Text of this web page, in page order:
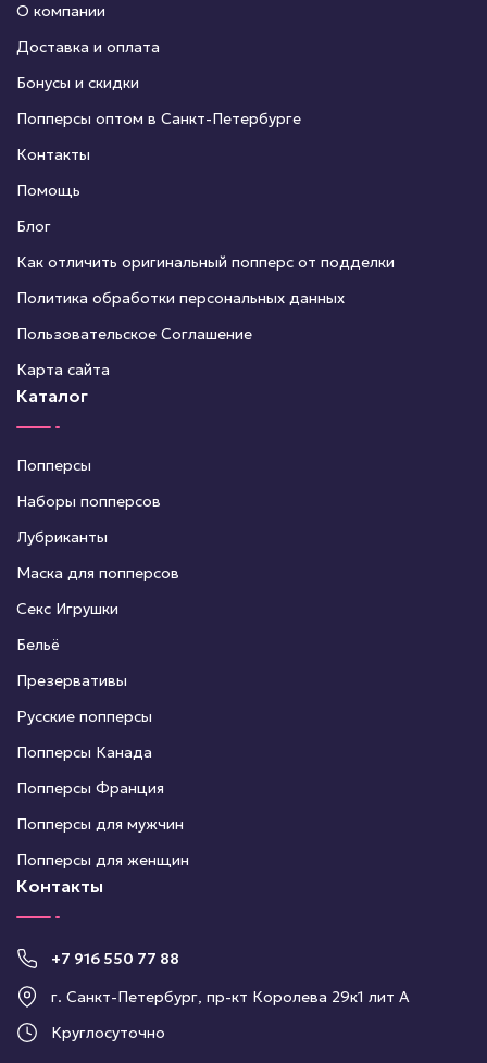
О компании
Доставка и оплата
Бонусы и скидки
Попперсы оптом в Санкт-Петербурге
Контакты
Помощь
Блог
Как отличить оригинальный попперс от подделки
Политика обработки персональных данных
Пользовательское Соглашение
Карта сайта
Каталог
Попперсы
Наборы попперсов
Лубриканты
Маска для попперсов
Секс Игрушки
Бельё
Презервативы
Русские попперсы
Попперсы Канада
Попперсы Франция
Попперсы для мужчин
Попперсы для женщин
Контакты
+7 916 550 77 88
г. Санкт-Петербург, пр-кт Королева 29к1 лит А
Круглосуточно